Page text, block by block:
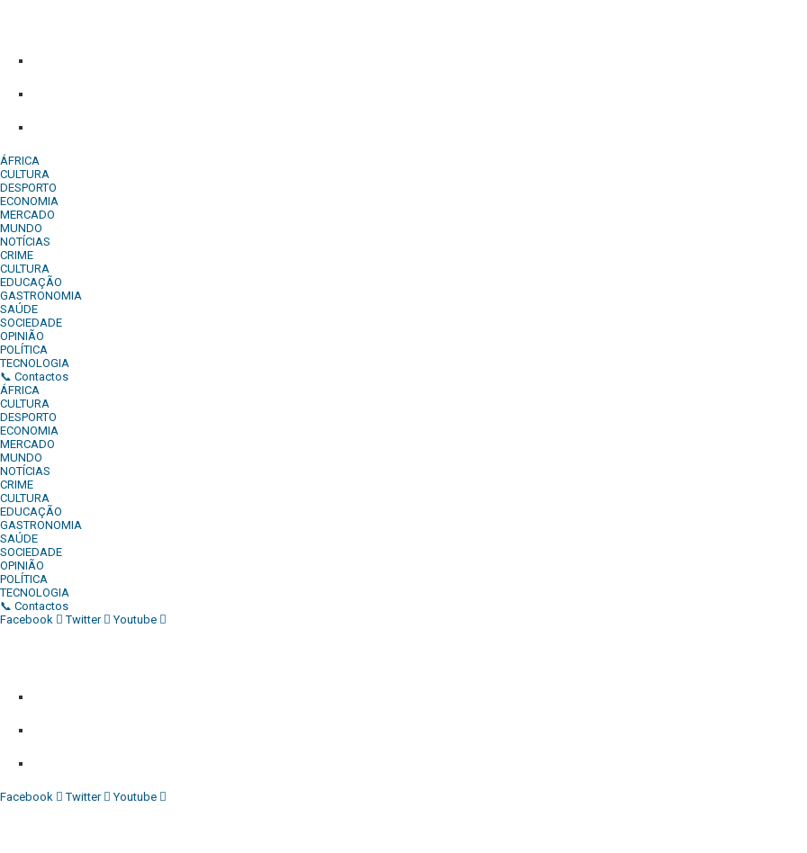
ÁFRICA
CULTURA
DESPORTO
ECONOMIA
MERCADO
MUNDO
NOTÍCIAS
CRIME
CULTURA
EDUCAÇÃO
GASTRONOMIA
SAÚDE
SOCIEDADE
OPINIÃO
POLÍTICA
TECNOLOGIA
📞 Contactos
ÁFRICA
CULTURA
DESPORTO
ECONOMIA
MERCADO
MUNDO
NOTÍCIAS
CRIME
CULTURA
EDUCAÇÃO
GASTRONOMIA
SAÚDE
SOCIEDADE
OPINIÃO
POLÍTICA
TECNOLOGIA
📞 Contactos
Facebook
Twitter Youtube
Facebook Twitter Youtube